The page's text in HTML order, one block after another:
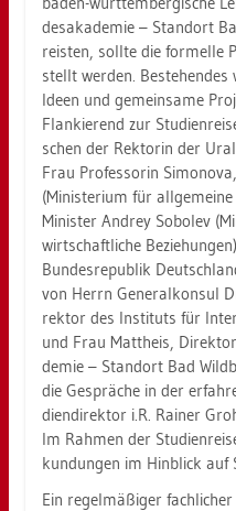
des­aka­de­mie – Stand­ort
reis­ten, soll­te die for­mel­le
stellt wer­den.
Ideen und ge­mein­sa­me
Flan­kie­rend zur
schen der Rek­to­rin der
Frau Pro­fes­so­rin
(Mi­nis­te­ri­um für
Mi­nis­ter An­d­rey So­bo­lev
wirt­schaft­li­che
Bun­des­re­pu­blik
von Herrn Ge­ne­ral­kon­sul
rek­tor des In­sti­tuts für
und Frau Matt­heis,
de­mie – Stand­ort Bad
die Ge­sprä­che in der
di­en­di­rek­tor i.R. Rai­ner
Im Rah­men der
kun­dun­gen im Hin­blick auf
Ein re­gel­mä­ßi­ger